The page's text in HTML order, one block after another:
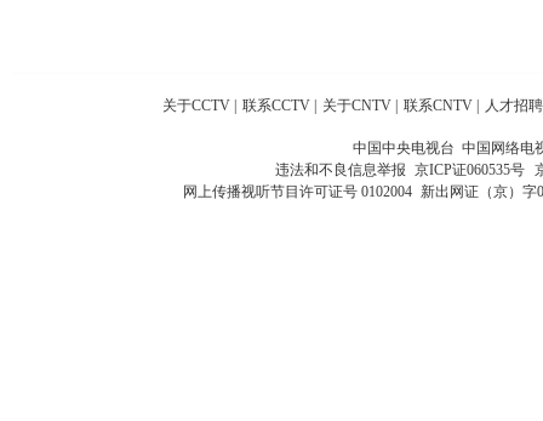
关于CCTV 联系CCTV 关于CNTV 联系CNTV 人才招聘
中国中央电视台 中国网络电
违法和不良信息举报 京ICP证060535号
网上传播视听节目许可证号 0102004 新出网证（京）